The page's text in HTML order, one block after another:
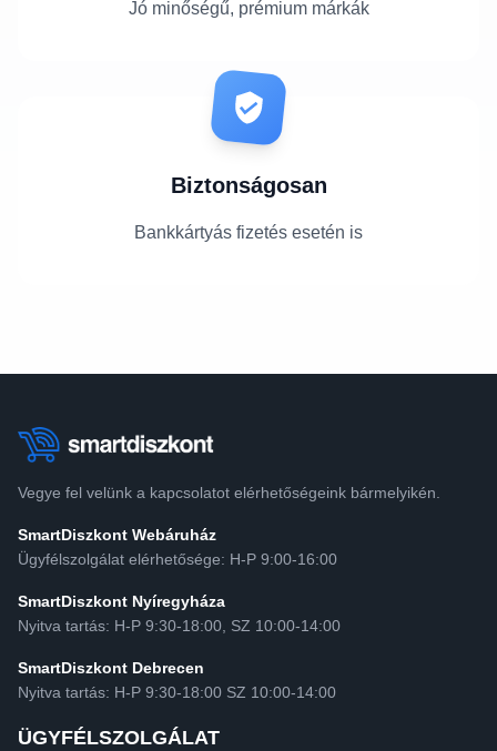
Jó minőségű, prémium márkák
Biztonságosan
Bankkártyás fizetés esetén is
Vegye fel velünk a kapcsolatot elérhetőségeink bármelyikén.
SmartDiszkont Webáruház
Ügyfélszolgálat elérhetősége: H-P 9:00-16:00
SmartDiszkont Nyíregyháza
Nyitva tartás: H-P 9:30-18:00, SZ 10:00-14:00
SmartDiszkont Debrecen
Nyitva tartás: H-P 9:30-18:00 SZ 10:00-14:00
ÜGYFÉLSZOLGÁLAT